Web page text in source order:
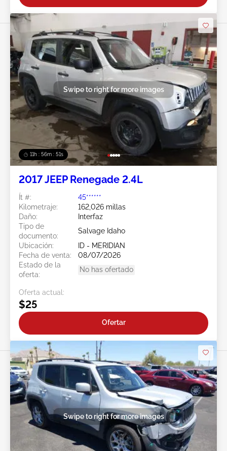
11h : 56m : 49s
Swipe to right for more images
2017 JEEP Renegade 2.4L
Ít #:
45******
Kilometraje:
162,026 millas
Daño:
Interfaz
Tipo de
documento:
Salvage Idaho
Ubicación:
ID - MERIDIAN
Fecha de venta:
08/07/2026
Estado de la
oferta:
No has ofertado
Oferta actual:
$25
Ofertar
Swipe to right for more images